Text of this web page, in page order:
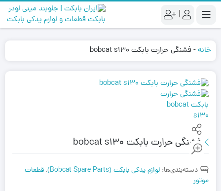
|
خانه-فشنگی حرارت بابکت bobcat s130
فشنگی حرارت بابکت bobcat s130
دسته‌بندی‌ها: لوازم یدکی بابکت (Bobcat Spare Parts) ,قطعات
موتور